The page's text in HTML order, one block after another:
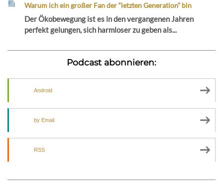
Warum ich ein großer Fan der “letzten Generation” bin
Der Ökobewegung ist es in den vergangenen Jahren
perfekt gelungen, sich harmloser zu geben als...
Podcast abonnieren:
Android
by Email
RSS